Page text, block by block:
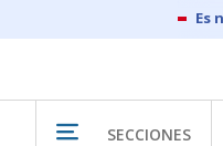
SECCIONES